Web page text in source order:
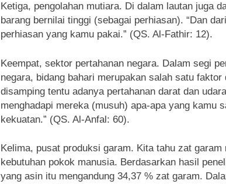
Ketiga, pengolahan mutiara. Di dalam lautan juga
barang bernilai tinggi (sebagai perhiasan). “Dan
perhiasan yang kamu pakai.” (QS. Al-Fathir: 12).
Keempat, sektor pertahanan negara. Dalam segi
negara, bidang bahari merupakan salah satu faktor
disamping tentu adanya pertahanan darat dan
menghadapi mereka (musuh) apa-apa yang kamu
kekuatan.” (QS. Al-Anfal: 60).
Kelima, pusat produksi garam. Kita tahu zat garam
kebutuhan pokok manusia. Berdasarkan hasil
yang asin itu mengandung 34,37 % zat garam.